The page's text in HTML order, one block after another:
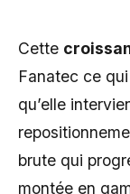
Cette
Fanatec ce
qu’elle
brute qui
montée en